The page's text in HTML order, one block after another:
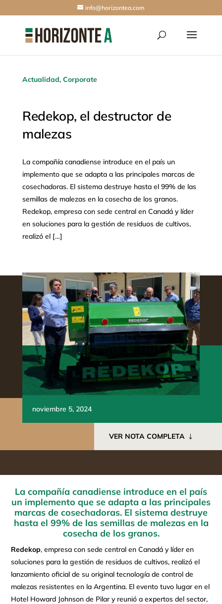
info@horizontea.com
Actualidad, Corporate
Redekop, el destructor de
malezas
La compañía canadiense introduce en el país un
implemento que se adapta a las principales marcas de
cosechadoras. El sistema destruye hasta el 99% de las
semillas de malezas en la cosecha de los granos.
Redekop, empresa con sede central en Canadá y líder
en soluciones para la gestión de residuos de cultivos,
realizó el […]
noviembre 5, 2024
VER NOTA COMPLETA
La compañía canadiense introduce en el país
un implemento que se adapta a las principales
marcas de cosechadoras. El sistema destruye
hasta el 99% de las semillas de malezas en la
cosecha de los granos.
Redekop, empresa con sede central en Canadá y líder en
soluciones para la gestión de residuos de cultivos, realizó el
lanzamiento oficial de su original tecnología de control de
malezas resistentes en la Argentina. El evento tuvo lugar en el
Hotel Howard Johnson de Pilar y reunió a expertos del sector,